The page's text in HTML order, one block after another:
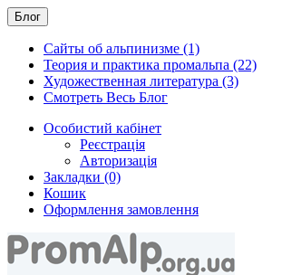
Блог
Сайты об альпинизме (1)
Теория и практика промальпа (22)
Художественная литература (3)
Смотреть Весь Блог
Особистий кабінет
Реєстрація
Авторизація
Закладки (0)
Кошик
Оформлення замовлення